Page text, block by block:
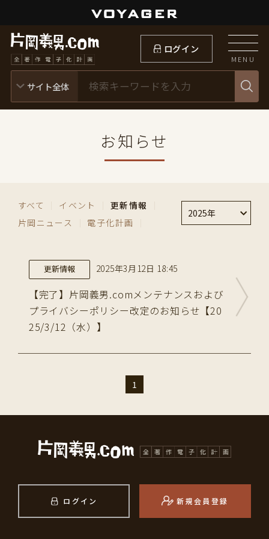
ログイン
MENU
お知らせ
すべて イベント ｜更新情報
片岡ニュース
電子化計画
2025年
更新情報 2025年3月12日 18:45
【完了】片岡義男.comメンテナンスおよび
プライバシーポリシー改定のお知らせ【20
25/3/12（水）】
1
ログイン 新規会員登録